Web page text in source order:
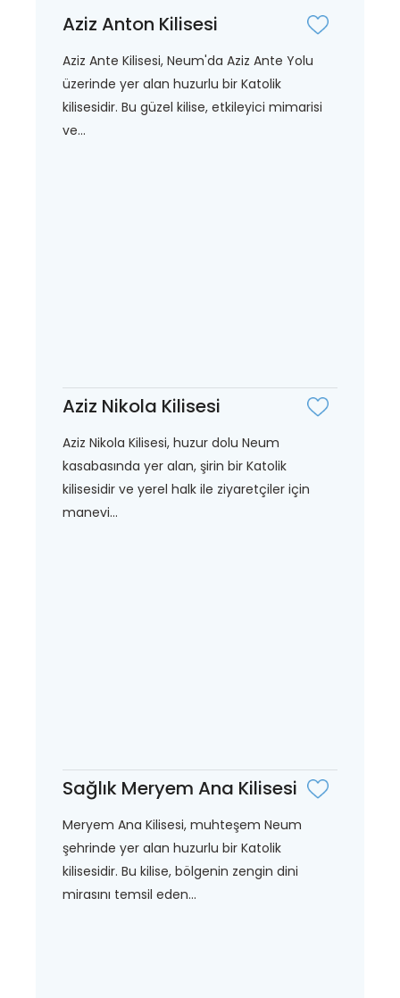
Aziz Anton Kilisesi
Aziz Ante Kilisesi, Neum'da Aziz Ante Yolu
üzerinde yer alan huzurlu bir Katolik
kilisesidir. Bu güzel kilise, etkileyici mimarisi
ve...
Aziz Nikola Kilisesi
Aziz Nikola Kilisesi, huzur dolu Neum
kasabasında yer alan, şirin bir Katolik
kilisesidir ve yerel halk ile ziyaretçiler için
manevi...
Sağlık Meryem Ana Kilisesi
Meryem Ana Kilisesi, muhteşem Neum
şehrinde yer alan huzurlu bir Katolik
kilisesidir. Bu kilise, bölgenin zengin dini
mirasını temsil eden...